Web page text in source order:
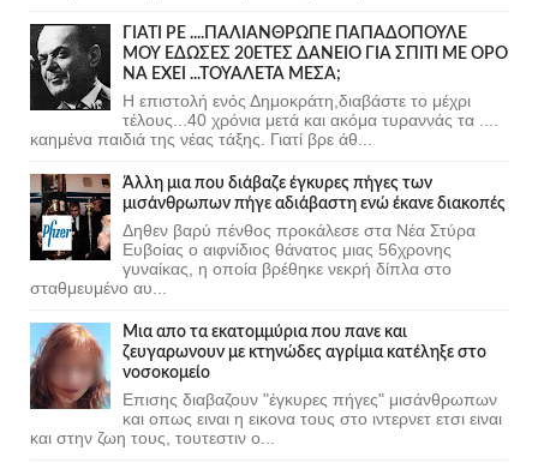
ΓΙΑΤΙ ΡΕ ....ΠΑΛΙΑΝΘΡΩΠΕ ΠΑΠΑΔΟΠΟΥΛΕ
ΜΟΥ ΕΔΩΣΕΣ 20ΕΤΕΣ ΔΑΝΕΙΟ ΓΙΑ ΣΠΙΤΙ ΜΕ ΟΡΟ
ΝΑ ΕΧΕΙ ...ΤΟΥΑΛΕΤΑ ΜΕΣΑ;
Η επιστολή ενός Δημοκράτη,διαβάστε το μέχρι
τέλους...40 χρόνια μετά και ακόμα τυραννάς τα ....
καημένα παιδιά της νέας τάξης. Γιατί βρε άθ...
Άλλη μια που διάβαζε έγκυρες πήγες των
μισάνθρωπων πήγε αδιάβαστη ενώ έκανε διακοπές
Δηθεν βαρύ πένθος προκάλεσε στα Νέα Στύρα
Ευβοίας ο αιφνίδιος θάνατος μιας 56χρονης
γυναίκας, η οποία βρέθηκε νεκρή δίπλα στο
σταθμευμένο αυ...
Μια απο τα εκατομμύρια που πανε και
ζευγαρωνουν με κτηνώδες αγρίμια κατέληξε στο
νοσοκομείο
Επισης διαβαζουν "έγκυρες πήγες" μισάνθρωπων
και οπως ειναι η εικονα τους στο ιντερνετ ετσι ειναι
και στην ζωη τους, τουτεστιν ο...